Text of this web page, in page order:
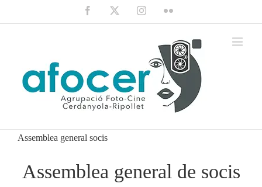
Facebook InstagramFlickr
Assemblea general socis
Assemblea general de socis